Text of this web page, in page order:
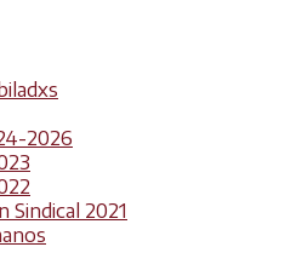
2026
Sindical 2021